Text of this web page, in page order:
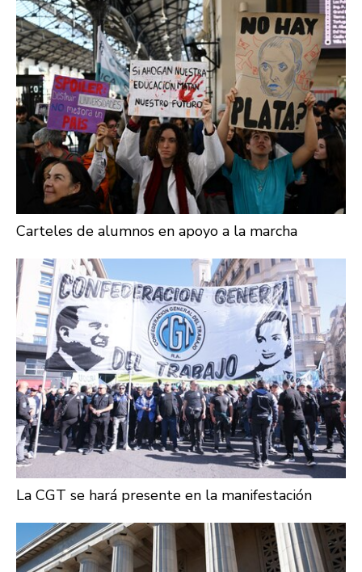
Carteles de alumnos en apoyo a la marcha
La CGT se hará presente en la manifestación